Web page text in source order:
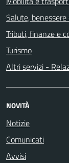
Salute,
Tributi, finanze e
Turismo
Altri servizi -
NOVITÀ
Notizie
Comunicati
Avvisi